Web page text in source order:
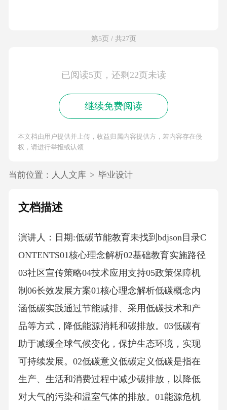
第5页 / 共27页
已阅读5页，还剩22页未读
继续免费阅读
本文档由用户提供并上传，收益归属内容提供方，若内容存在侵
权，请进行举报或认领
当前位置： 人人文库 > 毕业设计
文档描述
演讲人：日期:低碳节能教育未找到bdjson目录C
ONTENTS01核心理念解析02基础教育实施路径
03社区宣传策略04技术应用支持05政策保障机
制06长效发展方案01核心理念解析低碳概念内
涵低碳实践通过节能减排、采用低碳技术和产
品等方式，降低能源消耗和碳排放。03低碳有
助于减缓全球气候变化，保护生态环境，实现
可持续发展。02低碳意义低碳定义低碳是指在
生产、生活和消费过程中减少碳排放，以降低
对大气的污染和温室气体的排放。01能源危机